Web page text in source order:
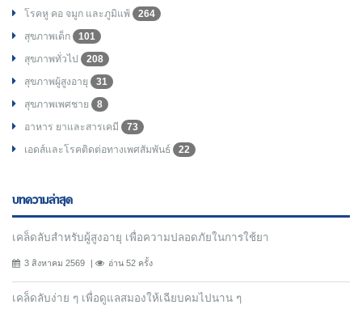
โรคหู คอ จมูก และภูมิแพ้
264
สุขภาพเด็ก
101
สุขภาพทั่วไป
208
สุขภาพผู้สูงอายุ
31
สุขภาพเพศชาย
8
อาหาร ยาและสารเคมี
73
เอดส์และโรคติดต่อทางเพศสัมพันธ์
22
บทความล่าสุด
เคล็ดลับสำหรับผู้สูงอายุ เพื่อความปลอดภัยในการใช้ยา
3 สิงหาคม 2569 อ่าน 52 ครั้ง
เคล็ดลับง่าย ๆ เพื่อดูแลสมองให้เฉียบคมไปนาน ๆ